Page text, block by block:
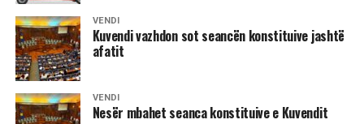
rrethuar e të kërcënuar nga zjarri i shkaktuar qëllimshëm
brenda në shtëpi, vlerësoi dr. Gjergji.
VENDI
Kuvendi vazhdon sot seancën konstituive jashtë
afatit
VENDI
Nesër mbahet seanca konstituive e Kuvendit